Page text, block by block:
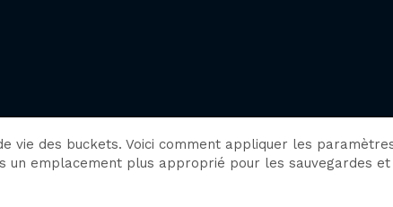
vie des buckets. Voici comment appliquer les
emplacement plus approprié pour les sauvegardes